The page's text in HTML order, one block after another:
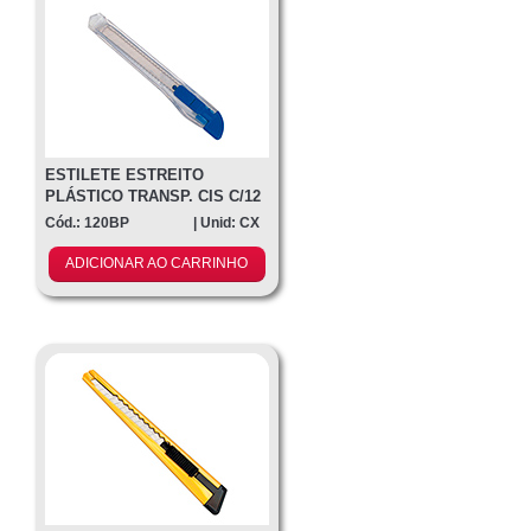
ESTILETE ESTREITO
PLÁSTICO TRANSP. CIS C/12
Cód.: 120BP | Unid: CX
ADICIONAR AO CARRINHO